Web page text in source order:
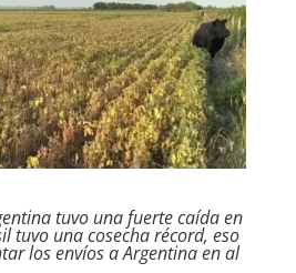
tuvo una fuerte caída en
tuvo una cosecha récord, eso
los envíos a Argentina en al